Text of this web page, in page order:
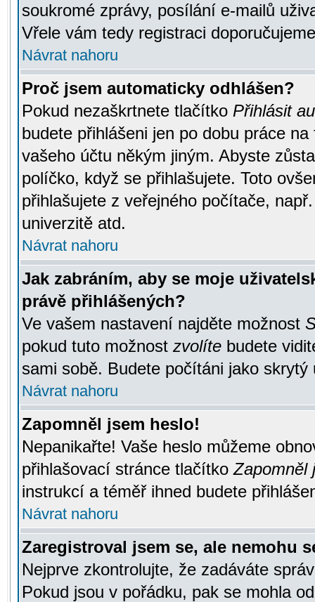
soukromé zprávy, posílání e-mailů
Vřele vám tedy registraci
Návrat nahoru
Proč jsem automaticky odhlášen?
Pokud nezaškrtnete tlačítko Přihlásit
budete přihlášeni jen po dobu práce
vašeho účtu někým jiným. Abyste
políčko, když se přihlašujete. Toto
přihlašujete z veřejného počítače,
univerzitě atd.
Návrat nahoru
Jak zabráním, aby se moje
právě přihlášených?
Ve vašem nastavení najděte možnost
pokud tuto možnost zvolíte budete
sami sobě. Budete počítáni jako skrytý
Návrat nahoru
Zapomněl jsem heslo!
Nepanikařte! Vaše heslo můžeme
přihlašovací stránce tlačítkoZapomněl
instrukcí a téměř ihned budete
Návrat nahoru
Zaregistroval jsem se, ale nemohu
Nejprve zkontrolujte, že zadáváte
Pokud jsou v pořádku, pak se mohla